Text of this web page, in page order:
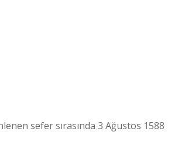
sefer sırasında 3 Ağustos 1588